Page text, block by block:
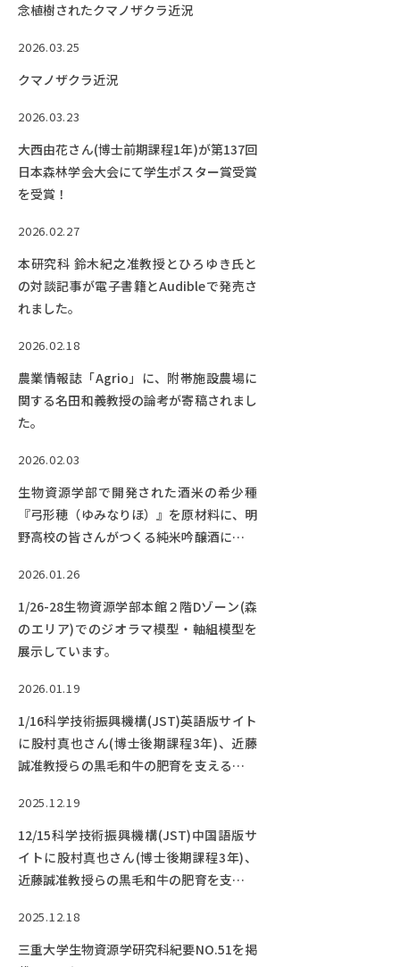
念植樹されたクマノザクラ近況
2026.03.25
クマノザクラ近況
2026.03.23
大西由花さん(博士前期課程1年)が第137回
日本森林学会大会にて学生ポスター賞受賞
を受賞！
2026.02.27
本研究科 鈴木紀之准教授とひろゆき氏と
の対談記事が電子書籍とAudibleで発売さ
れました。
2026.02.18
農業情報誌「Agrio」に、附帯施設農場に
関する名田和義教授の論考が寄稿されまし
た。
2026.02.03
生物資源学部で開発された酒米の希少種
『弓形穂（ゆみなりほ）』を原材料に、明
野高校の皆さんがつくる純米吟醸酒につい
2026.01.26
1/26-28生物資源学部本館２階Dゾーン(森
のエリア)でのジオラマ模型・軸組模型を
展示しています。
2026.01.19
1/16科学技術振興機構(JST)英語版サイト
に股村真也さん(博士後期課程3年)、近藤
誠准教授らの黒毛和牛の肥育を支える新技
2025.12.19
12/15科学技術振興機構(JST)中国語版サ
イトに股村真也さん(博士後期課程3年)、
近藤誠准教授らの黒毛和牛の肥育を支える
た。
2025.12.18
三重大学生物資源学研究科紀要NO.51を掲